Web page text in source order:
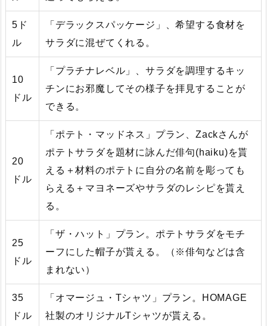
5ド
ル
「デラックスパッケージ」、希望する食材を
サラダに混ぜてくれる。
10
ドル
「プラチナレベル」、サラダを調理するキッ
チンにお邪魔してその様子を拝見することが
できる。
20
ドル
「ポテト・マッドネス」プラン、Zackさんが
ポテトサラダを題材に詠んだ俳句(haiku)を貰
える＋材料のポテトに自分の名前を彫っても
らえる＋マヨネーズやサラダのレシピを貰え
る。
25
ドル
「ザ・ハット」プラン。ポテトサラダをモチ
ーフにした帽子が貰える。（※俳句などは含
まれない）
35
ドル
「オマージュ・Tシャツ」プラン。HOMAGE
社製のオリジナルTシャツが貰える。